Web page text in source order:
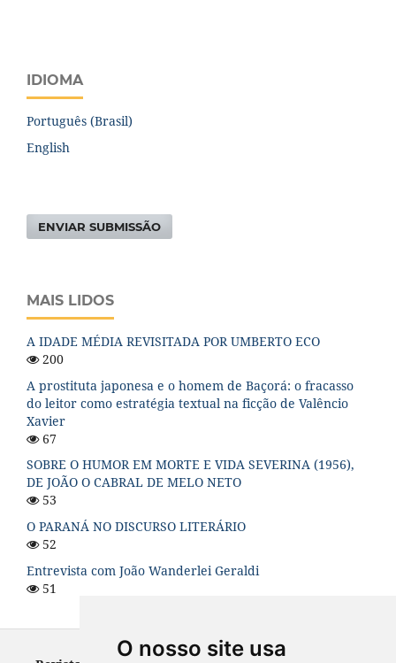
O nosso site usa
IDIOMA
Português (Brasil)
English
ENVIAR SUBMISSÃO
MAIS LIDOS
A IDADE MÉDIA REVISITADA POR UMBERTO ECO
200
A prostituta japonesa e o homem de Baçorá: o fracasso
do leitor como estratégia textual na ficção de Valêncio
Xavier
67
SOBRE O HUMOR EM MORTE E VIDA SEVERINA (1956),
DE JOÃO O CABRAL DE MELO NETO
53
O PARANÁ NO DISCURSO LITERÁRIO
52
Entrevista com João Wanderlei Geraldi
51